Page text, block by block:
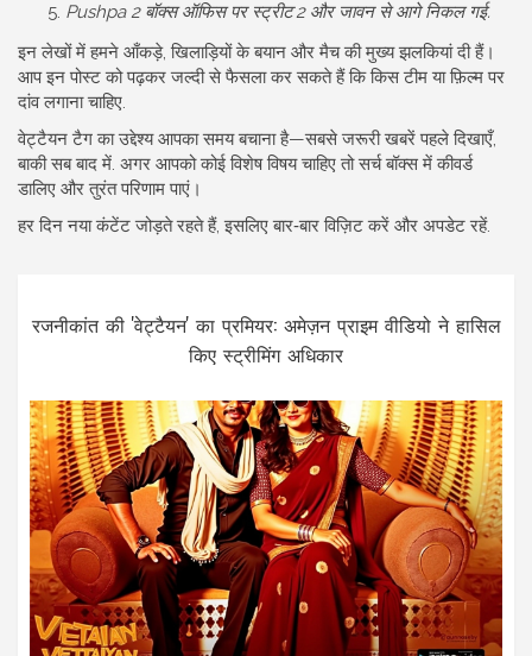
Pushpa 2 बॉक्स ऑफिस पर स्ट्रीट 2 और जावन से आगे निकल गई.
इन लेखों में हमने आँकड़े, खिलाड़ियों के बयान और मैच की मुख्य झलकियां दी हैं।
आप इन पोस्ट को पढ़कर जल्दी से फैसला कर सकते हैं कि किस टीम या फ़िल्म पर
दांव लगाना चाहिए.
वेट्टैयन टैग का उद्देश्य आपका समय बचाना है—सबसे जरूरी खबरें पहले दिखाएँ,
बाकी सब बाद में. अगर आपको कोई विशेष विषय चाहिए तो सर्च बॉक्स में कीवर्ड
डालिए और तुरंत परिणाम पाएं।
हर दिन नया कंटेंट जोड़ते रहते हैं, इसलिए बार‑बार विज़िट करें और अपडेट रहें.
रजनीकांत की 'वेट्टैयन' का प्रमियर: अमेज़न प्राइम वीडियो ने हासिल
किए स्ट्रीमिंग अधिकार